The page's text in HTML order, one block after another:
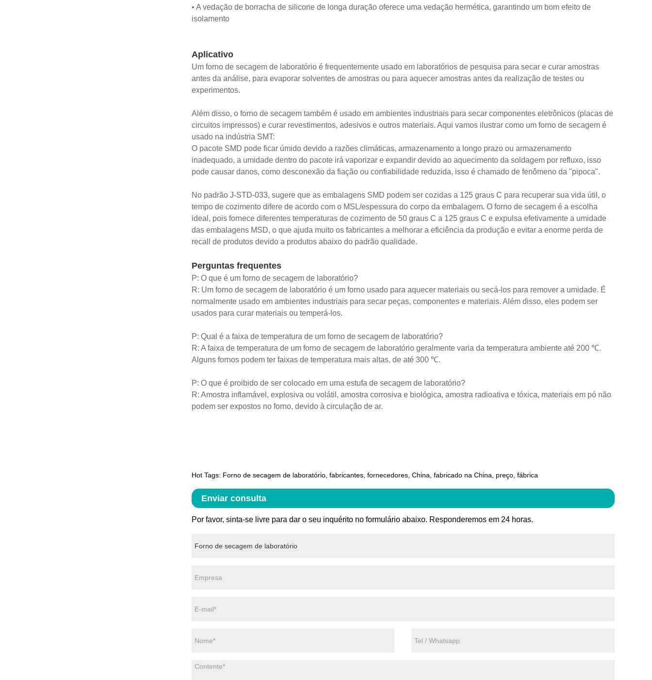
• A vedação de borracha de silicone de longa duração oferece uma vedação hermética, garantindo um bom efeito de
isolamento
Aplicativo
Um forno de secagem de laboratório é frequentemente usado em laboratórios de pesquisa para secar e curar amostras
antes da análise, para evaporar solventes de amostras ou para aquecer amostras antes da realização de testes ou
experimentos.
Além disso, o forno de secagem também é usado em ambientes industriais para secar componentes eletrônicos (placas de
circuitos impressos) e curar revestimentos, adesivos e outros materiais. Aqui vamos ilustrar como um forno de secagem é
usado na indústria SMT:
O pacote SMD pode ficar úmido devido a razões climáticas, armazenamento a longo prazo ou armazenamento
inadequado, a umidade dentro do pacote irá vaporizar e expandir devido ao aquecimento da soldagem por refluxo, isso
pode causar danos, como desconexão da fiação ou confiabilidade reduzida, isso é chamado de fenômeno da "pipoca".
No padrão J-STD-033, sugere que as embalagens SMD podem ser cozidas a 125 graus C para recuperar sua vida útil, o
tempo de cozimento difere de acordo com o MSL/espessura do corpo da embalagem. O forno de secagem é a escolha
ideal, pois fornece diferentes temperaturas de cozimento de 50 graus C a 125 graus C e expulsa efetivamente a umidade
das embalagens MSD, o que ajuda muito os fabricantes a melhorar a eficiência da produção e evitar a enorme perda de
recall de produtos devido a produtos abaixo do padrão qualidade.
Perguntas frequentes
P: O que é um forno de secagem de laboratório?
R: Um forno de secagem de laboratório é um forno usado para aquecer materiais ou secá-los para remover a umidade. É
normalmente usado em ambientes industriais para secar peças, componentes e materiais. Além disso, eles podem ser
usados ​​para curar materiais ou temperá-los.
P: Qual é a faixa de temperatura de um forno de secagem de laboratório?
R: A faixa de temperatura de um forno de secagem de laboratório geralmente varia da temperatura ambiente até 200 ℃.
Alguns fornos podem ter faixas de temperatura mais altas, de até 300 ℃.
P: O que é proibido de ser colocado em uma estufa de secagem de laboratório?
R: Amostra inflamável, explosiva ou volátil, amostra corrosiva e biológica, amostra radioativa e tóxica, materiais em pó não
podem ser expostos no forno, devido à circulação de ar.
Hot Tags: Forno de secagem de laboratório, fabricantes, fornecedores, China, fabricado na China, preço, fábrica
Enviar consulta
Por favor, sinta-se livre para dar o seu inquérito no formulário abaixo. Responderemos em 24 horas.